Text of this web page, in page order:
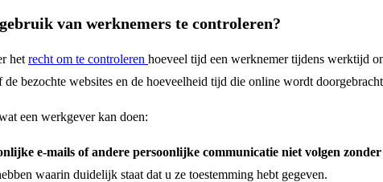
van werknemers te controleren?
het recht om te controleren hoeveel tijd een werknemer tijdens werktijd
bezochte websites en de hoeveelheid tijd die online wordt
een werkgever kan doen:
e-mails of andere persoonlijke communicatie niet volgen
waarin duidelijk staat dat u ze toestemming hebt gegeven.